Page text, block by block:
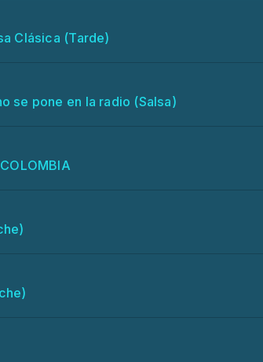
Clásica (Tarde)
se pone en la radio (Salsa)